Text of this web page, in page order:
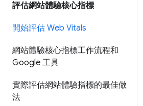
評估網站體驗核心指標
開始評估 Web Vitals
網站體驗核心指標工作流程和
Google 工具
實際評估網站體驗指標的最佳做
法